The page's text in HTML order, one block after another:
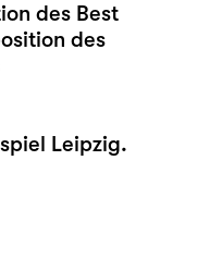
des Best
des
Leipzig.